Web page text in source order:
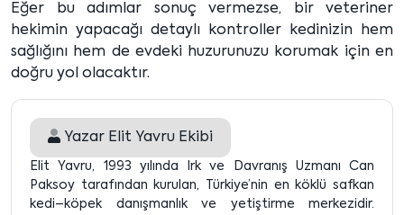
Eğer bu adımlar sonuç vermezse, bir veteriner
hekimin yapacağı detaylı kontroller kedinizin hem
sağlığını hem de evdeki huzurunuzu korumak için en
doğru yol olacaktır.
Yazar Elit Yavru Ekibi
Elit Yavru, 1993 yılında Irk ve Davranış Uzmanı Can
Paksoy tarafından kurulan, Türkiye’nin en köklü safkan
kedi–köpek danışmanlık ve yetiştirme merkezidir.